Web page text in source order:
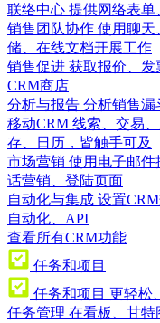
联络中心 提供网络表单
销售团队协作 使用聊天
储、在线文档开展工作
销售促进 获取报价、发
CRM商店
分析与报告 分析销售漏
移动CRM 线索、交易
存、日历，皆触手可及
市场营销 使用电子邮件
话营销、登陆页面
自动化与集成 设置
自动化、API
查看所有CRM功能
任务和项目
任务和项目 更轻松
任务管理 在看板、甘特